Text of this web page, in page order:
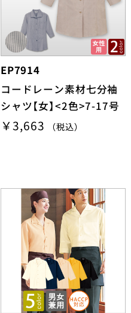
EP7914
コードレーン素材七分袖
シャツ【女】<2色>7-17号
￥3,663 （税込）